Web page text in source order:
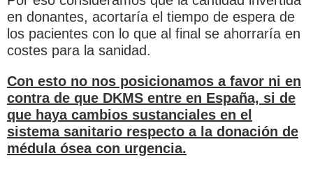
en donantes, acortaría el tiempo de espera de
los pacientes con lo que al final se ahorraría en
costes para la sanidad.
Con esto no nos posicionamos a favor ni en
contra de que DKMS entre en España, si de
que haya cambios sustanciales en el
sistema sanitario respecto a la donación de
médula ósea con urgencia.